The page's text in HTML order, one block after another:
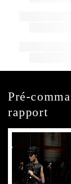
Pré-
rapport